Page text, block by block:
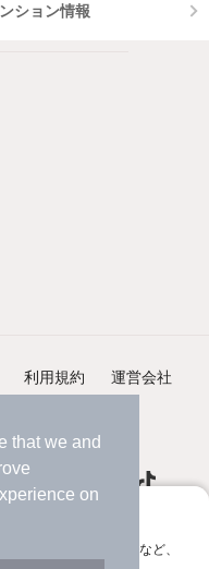
that we and
on
お部屋探し
検索やお気に入り保存など、
ション情報
利用規約 運営会社
Ltd.